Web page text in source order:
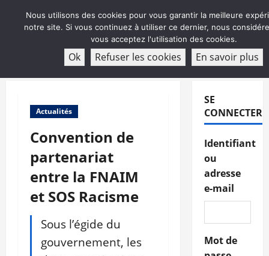
ABONNEMENT
Actualités
Convention de
partenariat
entre la FNAIM
et SOS Racisme
Sous l’égide du
gouvernement, les
SE
CONNECTER
Identifiant
ou
adresse
e-mail
Mot de
Nous utilisons des cookies pour vous garantir la meilleure
notre site. Si vous continuez à utiliser ce dernier, nous
vous acceptez l'utilisation des cookies.
Ok Refuser les cookies En savoir plus